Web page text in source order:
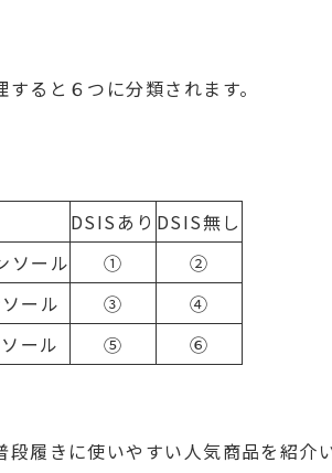
すると６つに分類されます。
DSISあり DSIS無し
ソール
①
②
ール
③
④
ール
⑤ ⑥
段履きに使いやすい人気商品を紹介